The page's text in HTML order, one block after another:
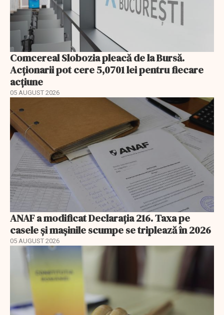
Comcereal Slobozia pleacă de la Bursă.
Acționarii pot cere 5,0701 lei pentru fiecare
acțiune
05 AUGUST 2026
ANAF a modificat Declarația 216. Taxa pe
casele și mașinile scumpe se triplează în 2026
05 AUGUST 2026